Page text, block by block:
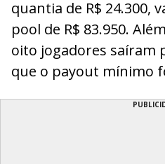
quantia de R$ 24.300,
pool de R$ 83.950.
oito jogadores saíram
que o payout mínimo